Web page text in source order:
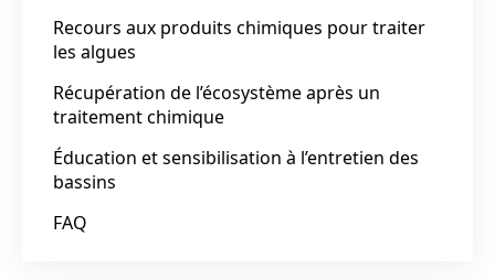
Recours aux produits chimiques pour traiter
les algues
Récupération de l’écosystème après un
traitement chimique
Éducation et sensibilisation à l’entretien des
bassins
FAQ